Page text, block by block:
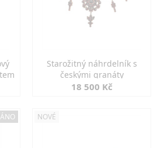
Starožitný náhrdelník s
českými granáty
18 500 Kč
NOVÉ